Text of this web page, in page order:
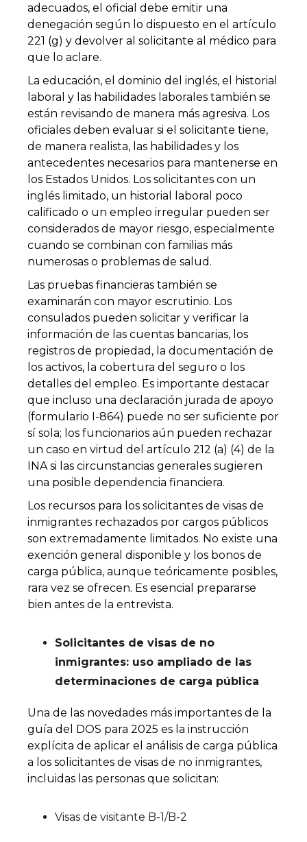
adecuados, el oficial debe emitir una
denegación según lo dispuesto en el artículo
221 (g) y devolver al solicitante al médico para
que lo aclare.
La educación, el dominio del inglés, el historial
laboral y las habilidades laborales también se
están revisando de manera más agresiva. Los
oficiales deben evaluar si el solicitante tiene,
de manera realista, las habilidades y los
antecedentes necesarios para mantenerse en
los Estados Unidos. Los solicitantes con un
inglés limitado, un historial laboral poco
calificado o un empleo irregular pueden ser
considerados de mayor riesgo, especialmente
cuando se combinan con familias más
numerosas o problemas de salud.
Las pruebas financieras también se
examinarán con mayor escrutinio. Los
consulados pueden solicitar y verificar la
información de las cuentas bancarias, los
registros de propiedad, la documentación de
los activos, la cobertura del seguro o los
detalles del empleo. Es importante destacar
que incluso una declaración jurada de apoyo
(formulario I-864) puede no ser suficiente por
sí sola; los funcionarios aún pueden rechazar
un caso en virtud del artículo 212 (a) (4) de la
INA si las circunstancias generales sugieren
una posible dependencia financiera.
Los recursos para los solicitantes de visas de
inmigrantes rechazados por cargos públicos
son extremadamente limitados. No existe una
exención general disponible y los bonos de
carga pública, aunque teóricamente posibles,
rara vez se ofrecen. Es esencial prepararse
bien antes de la entrevista.
Solicitantes de visas de no
inmigrantes: uso ampliado de las
determinaciones de carga pública
Una de las novedades más importantes de la
guía del DOS para 2025 es la instrucción
explícita de aplicar el análisis de carga pública
a los solicitantes de visas de no inmigrantes,
incluidas las personas que solicitan:
Visas de visitante B-1/B-2